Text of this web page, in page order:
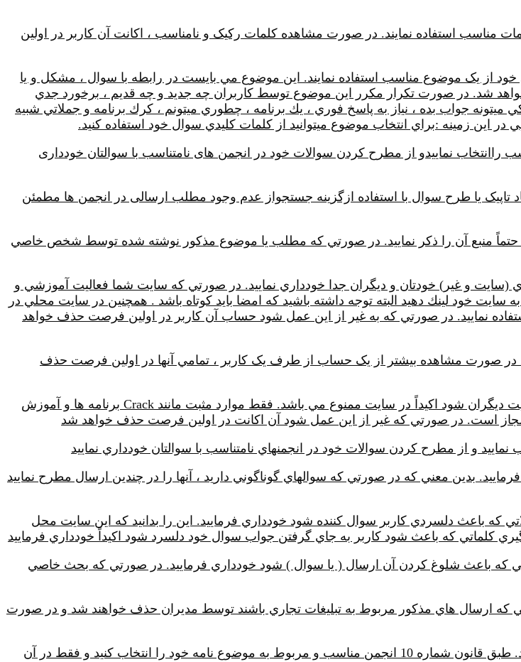
مناسب استفاده نمايند. در صورت مشاهده کلمات رکيک و نامناسب ، اكانت آن كاربر در اولين
از يک موضوع مناسب استفاده نمايند. اين موضوع مي بايست در رابطه با سوال ، مشکل و يا
خواهد شد. در صورت تکرار مکرر اين موضوع توسط کاربران چه جديد و چه قديم ، برخورد جدي
جواب بده ، نياز به پاسخ فوري ، يك برنامه ، چطوري ميتونم ، كرك برنامه و جملاتي شبيه
در اين زمينه :‌براي انتخاب موضوع ميتوانيد از كلمات كليدي سوال خود استفاده كنيد.
راانتخاب نماییدو از مطرح کردن سوالات خود در انجمن های نامتناسب با سوالتان خودداری
تاپیک یا طرح سوال با استفاده ازگزینه جستجواز عدم وجود مطلب ارسالی در انجمن ها مطمئن
منبع آن را ذکر نماييد. در صورتي که مطلب يا موضوع مذکور نوشته شده توسط شخص خاصي
و غير) خودتان و ديگران جدا خودداري نماييد. در صورتي كه سايت شما فعاليت آموزشي و
سايت خود لينك دهيد البته توجه داشته باشيد كه امضا بايد كوتاه باشد . همچنين در سايت محلي در
نماييد. در صورتي که به غير از اين عمل شود حساب آن کاربر در اولين فرصت حذف خواهد
در صورت مشاهده بيشتر از يک حساب از طرف يک کاربر ، تمامي آنها در اولين فرصت حذف
مباحث مربوط به Hack (از ديد منفي) و مسائلي که باعث آزار و اذيت ديگران شود اکيداً در سايت ممنوع مي باشد. فقط موارد مثبت مانند Crack برنامه ها و آموزش
مجاز است. در صورتي که غير از اين عمل شود آن اكانت در اولين فرصت حذف خواهد شد
و از مطرح کردن سوالات خود در انجمنهاي نامتناسب با سوالتان خودداري نماييد
بدين معني که در صورتي که سوالهاي گوناگوني داريد ، آنها را در چندين ارسال مطرح نماييد
که باعث دلسردي کاربر سوال کننده شود خودداري فرماييد. اين را بدانيد که اين سايت محل
کلماتي که باعث شود کاربر به جاي گرفتن جواب سوال خود دلسرد شود اکيداً خودداري فرماييد
که باعث شلوغ کردن آن ارسال ( يا سوال ) شود خودداري فرماييد. در صورتي که بحث خاصي
كه ارسال هاي مذكور مربوط به تبليغات تجاري باشند توسط مديران حذف خواهند شد و در صورت
از نوشتن يك سوال و يا يك نامه در انجمنهاي مختلف خودداري كنيد. طبق قانون شماره 10 انجمن مناسب و مربوط به موضوع نامه خود را انتخاب كنيد و فقط در آن